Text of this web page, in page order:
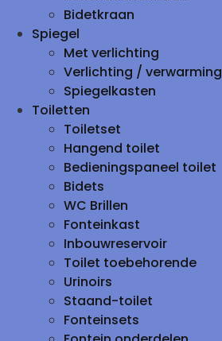
Bidetkraan
Spiegel
Met verlichting
Verlichting / verwarming
Spiegelkasten
Toiletten
Toiletset
Hangend toilet
Bedieningspaneel toilet
Bidets
WC Brillen
Fonteinkast
Inbouwreservoir
Toilet toebehorende
Urinoirs
Staand-toilet
Fonteinsets